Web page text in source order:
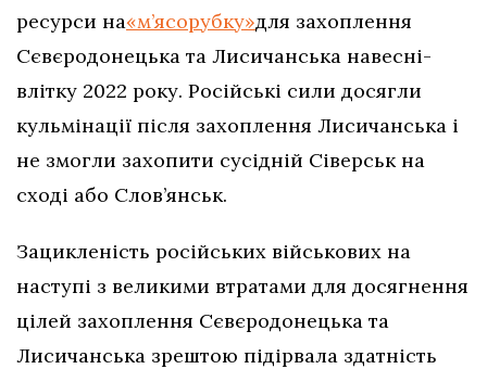
ресурси на«м’ясорубку»для захоплення
Сєвєродонецька та Лисичанська навесні-
влітку 2022 року. Російські сили досягли
кульмінації після захоплення Лисичанська і
не змогли захопити сусідній Сіверськ на
сході або Слов’янськ.
Зацикленість російських військових на
наступі з великими втратами для досягнення
цілей захоплення Сєвєродонецька та
Лисичанська зрештою підірвала здатність